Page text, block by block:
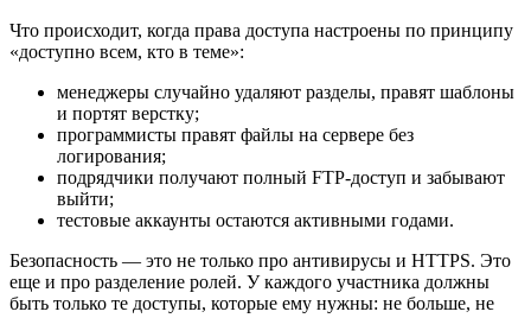
Что происходит, когда права доступа настроены по принципу
«доступно всем, кто в теме»:
менеджеры случайно удаляют разделы, правят шаблоны
и портят верстку;
программисты правят файлы на сервере без
логирования;
подрядчики получают полный FTP-доступ и забывают
выйти;
тестовые аккаунты остаются активными годами.
Безопасность — это не только про антивирусы и HTTPS. Это
еще и про разделение ролей. У каждого участника должны
быть только те доступы, которые ему нужны: не больше, не